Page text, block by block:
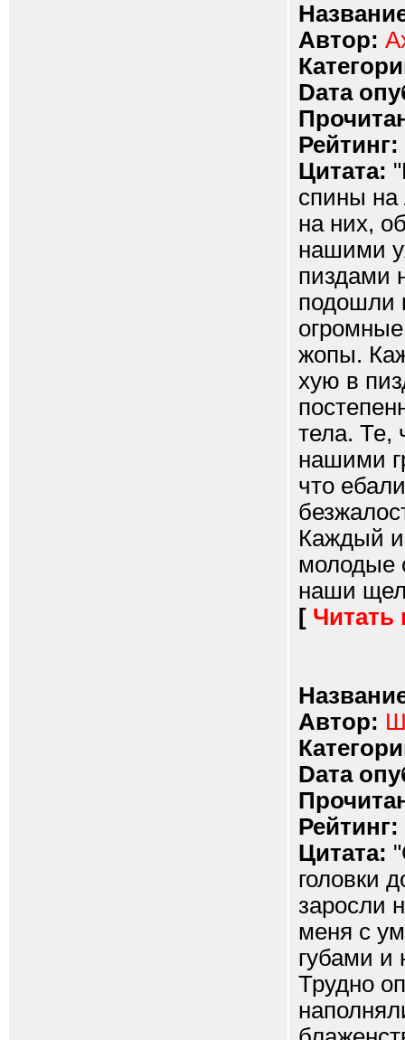
Автор:
Dата
Рейтинг:
Цитата:
спины на
на них,
нашими
пиздами
подошли
жопы.
хую в
тела. Те,
нашими
что
Каждый
молодые
наши
[ Читать
Автор:
Dата
Рейтинг:
Цитата:
головки
заросли
меня с
губами и
Трудно